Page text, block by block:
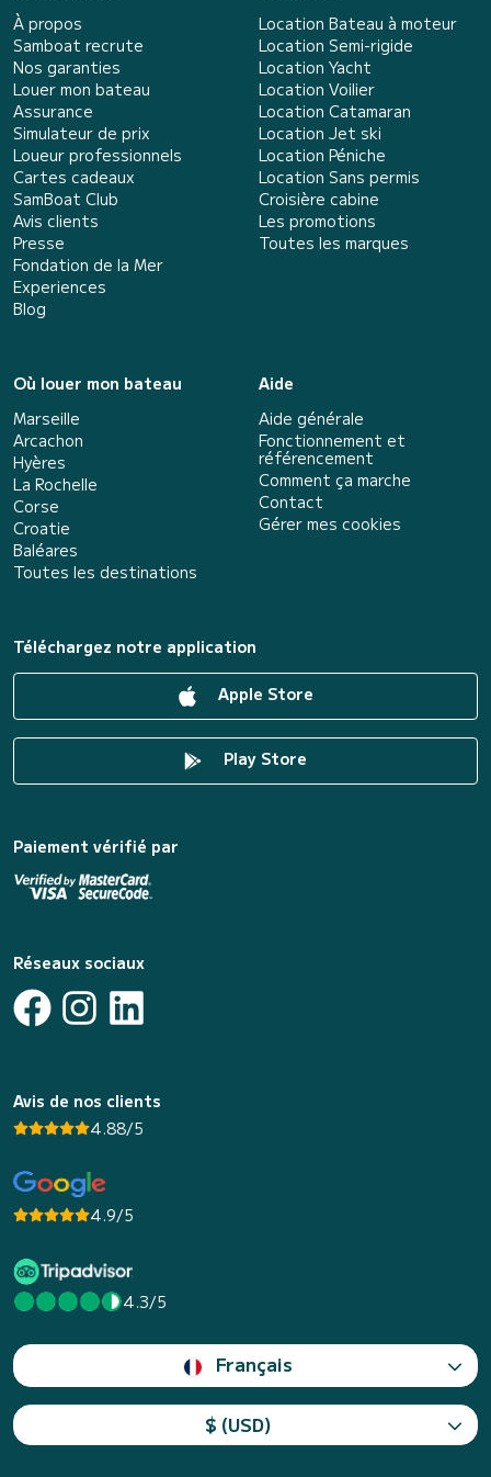
À propos
Samboat recrute
Nos garanties
Louer mon bateau
Assurance
Simulateur de prix
Loueur professionnels
Cartes cadeaux
SamBoat Club
Avis clients
Presse
Fondation de la Mer
Experiences
Blog
Location Bateau à moteur
Location Semi-rigide
Location Yacht
Location Voilier
Location Catamaran
Location Jet ski
Location Péniche
Location Sans permis
Croisière cabine
Les promotions
Toutes les marques
Où louer mon bateau
Marseille
Arcachon
Hyères
La Rochelle
Corse
Croatie
Baléares
Toutes les destinations
Aide
Aide générale
Fonctionnement et
référencement
Comment ça marche
Contact
Gérer mes cookies
Téléchargez notre application
Apple Store
Play Store
Paiement vérifié par
Réseaux sociaux
Avis de nos clients
4.88/5
4.9/5
4.3/5
Français
$ (USD)